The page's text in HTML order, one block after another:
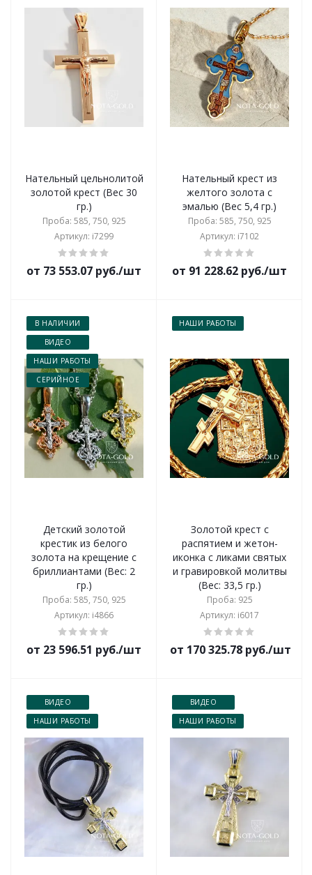
Нательный цельнолитой
золотой крест (Вес 30
гр.)
Проба: 585, 750, 925
Артикул: i7299
от 73 553.07 руб./шт
Нательный крест из
желтого золота с
эмалью (Вес 5,4 гр.)
Проба: 585, 750, 925
Артикул: i7102
от 91 228.62 руб./шт
В НАЛИЧИИ
ВИДЕО
НАШИ РАБОТЫ
СЕРИЙНОЕ
Детский золотой
крестик из белого
золота на крещение с
бриллиантами (Вес: 2
гр.)
Проба: 585, 750, 925
Артикул: i4866
от 23 596.51 руб./шт
НАШИ РАБОТЫ
Золотой крест с
распятием и жетон-
иконка с ликами святых
и гравировкой молитвы
(Вес: 33,5 гр.)
Проба: 925
Артикул: i6017
от 170 325.78 руб./шт
ВИДЕО
НАШИ РАБОТЫ
ВИДЕО
НАШИ РАБОТЫ